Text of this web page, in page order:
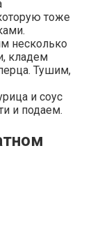
тоже
несколько
кладем
Тушим,
и соус
и подаем.